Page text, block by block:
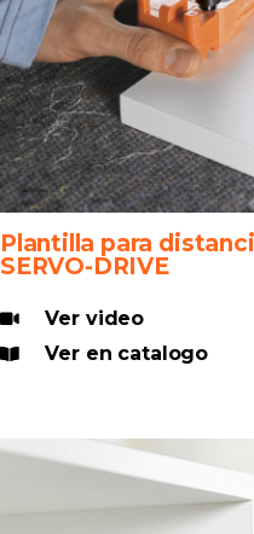
Plantilla para
SERVO-DRIVE
Ver video
Ver en catalogo